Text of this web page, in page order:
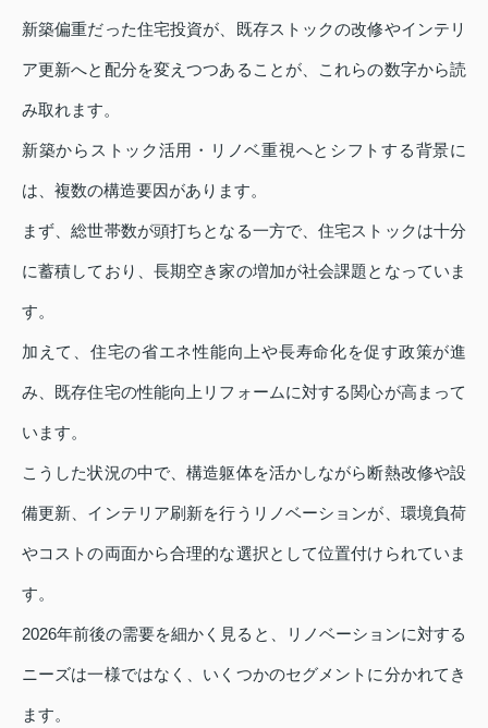
新築偏重だった住宅投資が、既存ストックの改修やインテリ
ア更新へと配分を変えつつあることが、これらの数字から読
み取れます。
新築からストック活用・リノベ重視へとシフトする背景に
は、複数の構造要因があります。
まず、総世帯数が頭打ちとなる一方で、住宅ストックは十分
に蓄積しており、長期空き家の増加が社会課題となっていま
す。
加えて、住宅の省エネ性能向上や長寿命化を促す政策が進
み、既存住宅の性能向上リフォームに対する関心が高まって
います。
こうした状況の中で、構造躯体を活かしながら断熱改修や設
備更新、インテリア刷新を行うリノベーションが、環境負荷
やコストの両面から合理的な選択として位置付けられていま
す。
2026年前後の需要を細かく見ると、リノベーションに対する
ニーズは一様ではなく、いくつかのセグメントに分かれてき
ます。